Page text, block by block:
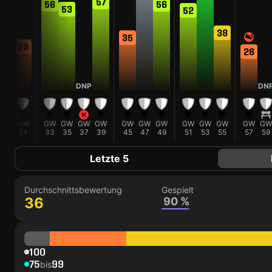
29
GW
31
56
GW
33
53
GW
35
DNP
GW
37
GW
39
35
GW
45
GW
47
56
GW
49
52
GW
51
GW
53
38
GW
55
26
GW
57
GW
59
Letzte 5
Durchschnittsbewertung
36
Gespielt
90 %
100
75bis99